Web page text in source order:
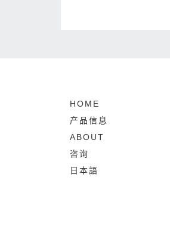
HOME
产品信息
ABOUT
咨询
日本語